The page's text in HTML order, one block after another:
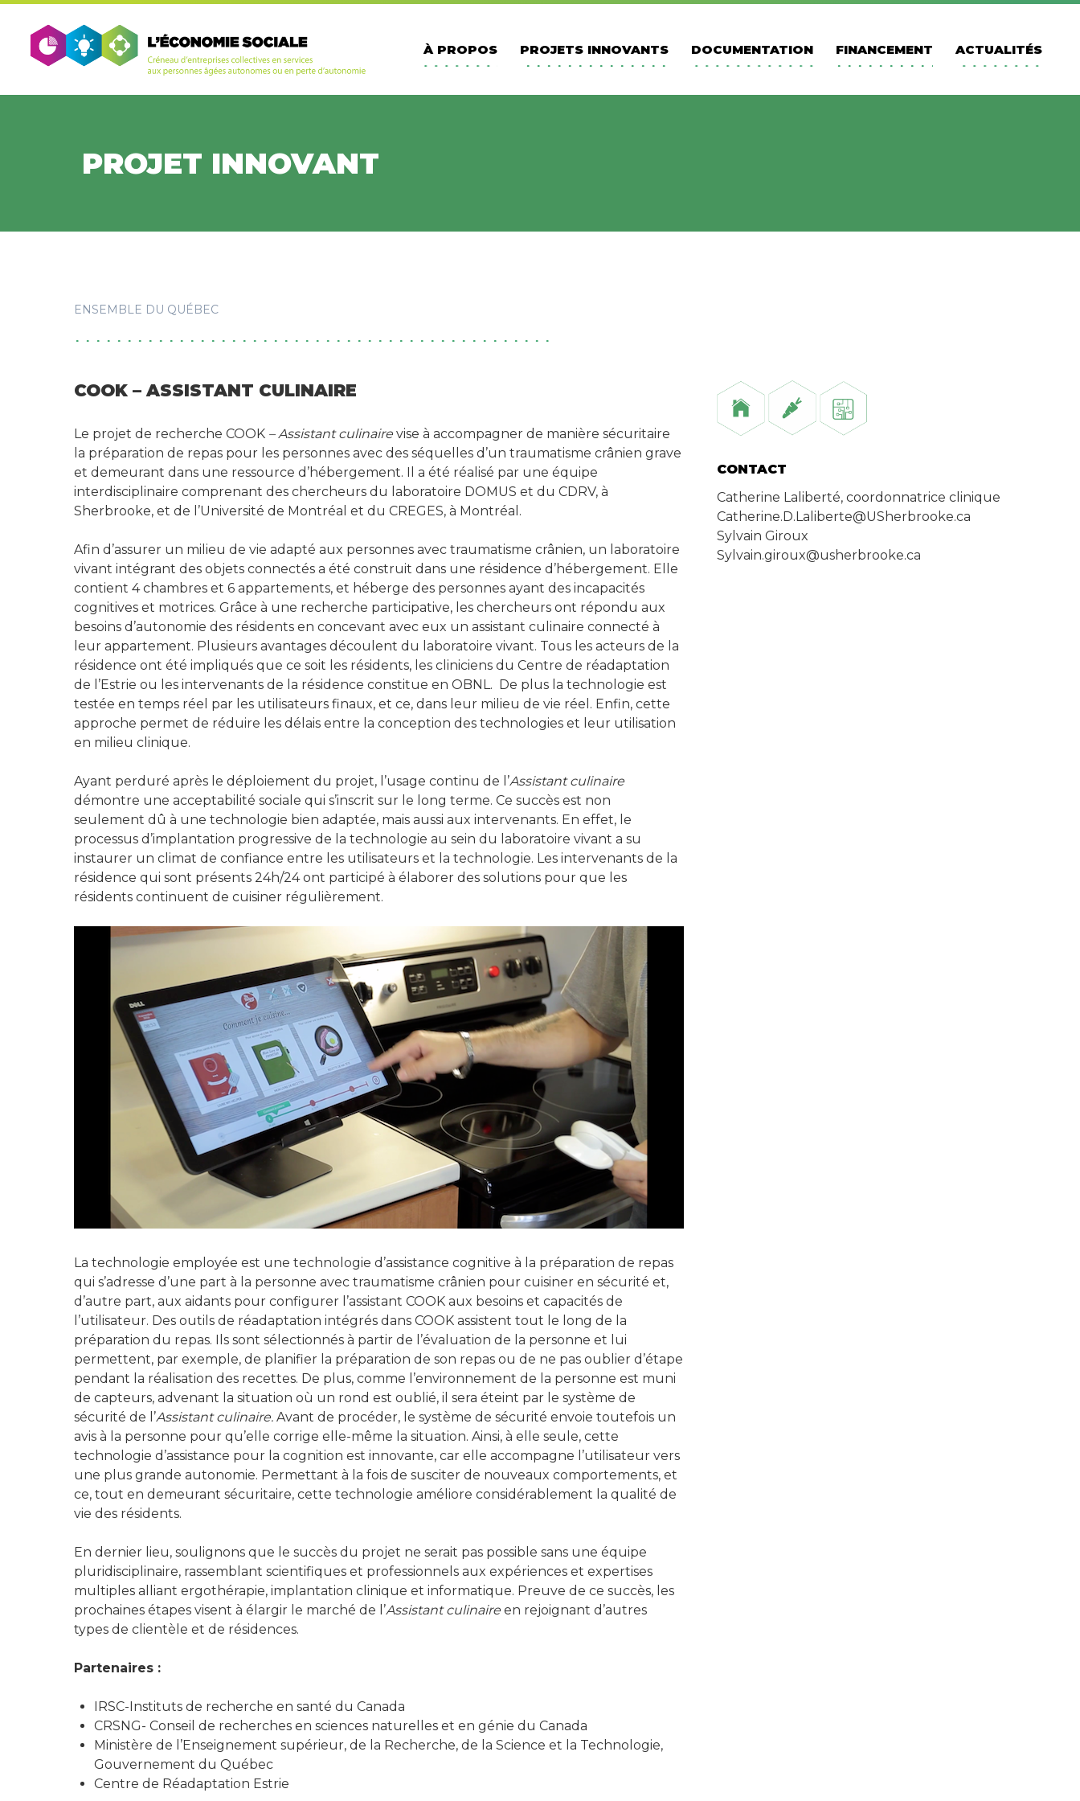
Aller
contenu
principal
À PROPOS PROJETS INNOVANTS DOCUMENTATION FINANCEMENT ACTUALITÉS
PROJET INNOVANT
ENSEMBLE DU QUÉBEC
COOK – ASSISTANT CULINAIRE
Le projet de recherche COOK – Assistant culinaire vise à accompagner de manière sécuritaire
la préparation de repas pour les personnes avec des séquelles d’un traumatisme crânien grave
et demeurant dans une ressource d’hébergement. Il a été réalisé par une équipe
interdisciplinaire comprenant des chercheurs du laboratoire DOMUS et du CDRV, à
Sherbrooke, et de l’Université de Montréal et du CREGES, à Montréal.
Afin d’assurer un milieu de vie adapté aux personnes avec traumatisme crânien, un laboratoire
vivant intégrant des objets connectés a été construit dans une résidence d’hébergement. Elle
contient 4 chambres et 6 appartements, et héberge des personnes ayant des incapacités
cognitives et motrices. Grâce à une recherche participative, les chercheurs ont répondu aux
besoins d’autonomie des résidents en concevant avec eux un assistant culinaire connecté à
leur appartement. Plusieurs avantages découlent du laboratoire vivant. Tous les acteurs de la
résidence ont été impliqués que ce soit les résidents, les cliniciens du Centre de réadaptation
de l’Estrie ou les intervenants de la résidence constitue en OBNL. De plus la technologie est
testée en temps réel par les utilisateurs finaux, et ce, dans leur milieu de vie réel. Enfin, cette
approche permet de réduire les délais entre la conception des technologies et leur utilisation
en milieu clinique.
Ayant perduré après le déploiement du projet, l’usage continu de l’Assistant culinaire
démontre une acceptabilité sociale qui s’inscrit sur le long terme. Ce succès est non
seulement dû à une technologie bien adaptée, mais aussi aux intervenants. En effet, le
processus d’implantation progressive de la technologie au sein du laboratoire vivant a su
instaurer un climat de confiance entre les utilisateurs et la technologie. Les intervenants de la
résidence qui sont présents 24h/24 ont participé à élaborer des solutions pour que les
résidents continuent de cuisiner régulièrement.
La technologie employée est une technologie d’assistance cognitive à la préparation de repas
qui s’adresse d’une part à la personne avec traumatisme crânien pour cuisiner en sécurité et,
d’autre part, aux aidants pour configurer l’assistant COOK aux besoins et capacités de
l’utilisateur. Des outils de réadaptation intégrés dans COOK assistent tout le long de la
préparation du repas. Ils sont sélectionnés à partir de l’évaluation de la personne et lui
permettent, par exemple, de planifier la préparation de son repas ou de ne pas oublier d’étape
pendant la réalisation des recettes. De plus, comme l’environnement de la personne est muni
de capteurs, advenant la situation où un rond est oublié, il sera éteint par le système de
sécurité de l’Assistant culinaire. Avant de procéder, le système de sécurité envoie toutefois un
avis à la personne pour qu’elle corrige elle-même la situation. Ainsi, à elle seule, cette
technologie d’assistance pour la cognition est innovante, car elle accompagne l’utilisateur vers
une plus grande autonomie. Permettant à la fois de susciter de nouveaux comportements, et
ce, tout en demeurant sécuritaire, cette technologie améliore considérablement la qualité de
vie des résidents.
En dernier lieu, soulignons que le succès du projet ne serait pas possible sans une équipe
pluridisciplinaire, rassemblant scientifiques et professionnels aux expériences et expertises
multiples alliant ergothérapie, implantation clinique et informatique. Preuve de ce succès, les
prochaines étapes visent à élargir le marché de l’Assistant culinaire en rejoignant d’autres
types de clientèle et de résidences.
Partenaires :
IRSC-Instituts de recherche en santé du Canada
CRSNG- Conseil de recherches en sciences naturelles et en génie du Canada
Ministère de l’Enseignement supérieur, de la Recherche, de la Science et la Technologie,
Gouvernement du Québec
Centre de Réadaptation Estrie
CONTACT
Catherine Laliberté, coordonnatrice clinique
Catherine.D.Laliberte@USherbrooke.ca
Sylvain Giroux
Sylvain.giroux@usherbrooke.ca